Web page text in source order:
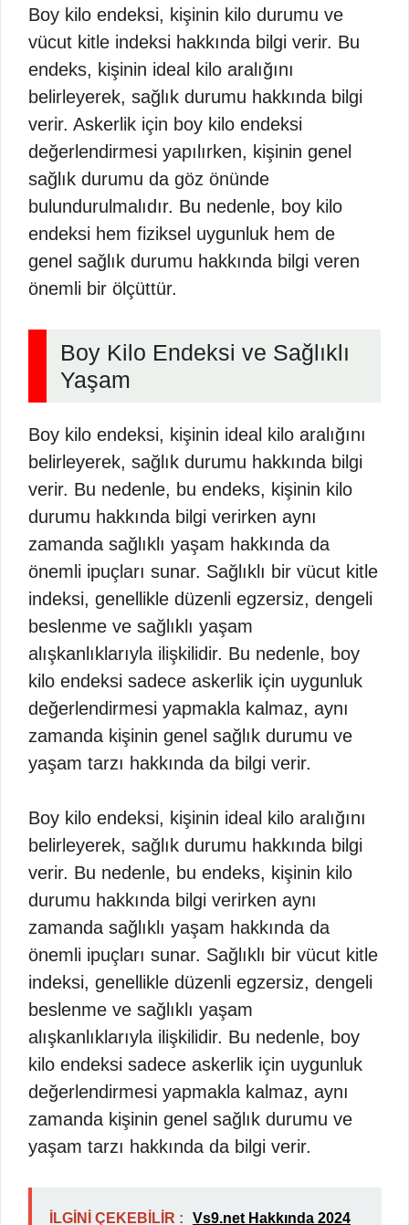
Boy kilo endeksi, kişinin kilo durumu ve
vücut kitle indeksi hakkında bilgi verir. Bu
endeks, kişinin ideal kilo aralığını
belirleyerek, sağlık durumu hakkında bilgi
verir. Askerlik için boy kilo endeksi
değerlendirmesi yapılırken, kişinin genel
sağlık durumu da göz önünde
bulundurulmalıdır. Bu nedenle, boy kilo
endeksi hem fiziksel uygunluk hem de
genel sağlık durumu hakkında bilgi veren
önemli bir ölçüttür.
Boy Kilo Endeksi ve Sağlıklı
Yaşam
Boy kilo endeksi, kişinin ideal kilo aralığını
belirleyerek, sağlık durumu hakkında bilgi
verir. Bu nedenle, bu endeks, kişinin kilo
durumu hakkında bilgi verirken aynı
zamanda sağlıklı yaşam hakkında da
önemli ipuçları sunar. Sağlıklı bir vücut kitle
indeksi, genellikle düzenli egzersiz, dengeli
beslenme ve sağlıklı yaşam
alışkanlıklarıyla ilişkilidir. Bu nedenle, boy
kilo endeksi sadece askerlik için uygunluk
değerlendirmesi yapmakla kalmaz, aynı
zamanda kişinin genel sağlık durumu ve
yaşam tarzı hakkında da bilgi verir.
Boy kilo endeksi, kişinin ideal kilo aralığını
belirleyerek, sağlık durumu hakkında bilgi
verir. Bu nedenle, bu endeks, kişinin kilo
durumu hakkında bilgi verirken aynı
zamanda sağlıklı yaşam hakkında da
önemli ipuçları sunar. Sağlıklı bir vücut kitle
indeksi, genellikle düzenli egzersiz, dengeli
beslenme ve sağlıklı yaşam
alışkanlıklarıyla ilişkilidir. Bu nedenle, boy
kilo endeksi sadece askerlik için uygunluk
değerlendirmesi yapmakla kalmaz, aynı
zamanda kişinin genel sağlık durumu ve
yaşam tarzı hakkında da bilgi verir.
İLGİNİ ÇEKEBİLİR : Vs9.net Hakkında 2024